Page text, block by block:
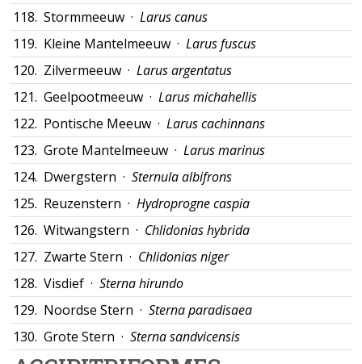
118. Stormmeeuw · Larus canus
119. Kleine Mantelmeeuw · Larus fuscus
120. Zilvermeeuw · Larus argentatus
121. Geelpootmeeuw · Larus michahellis
122. Pontische Meeuw · Larus cachinnans
123. Grote Mantelmeeuw · Larus marinus
124. Dwergstern · Sternula albifrons
125. Reuzenstern · Hydroprogne caspia
126. Witwangstern · Chlidonias hybrida
127. Zwarte Stern · Chlidonias niger
128. Visdief · Sterna hirundo
129. Noordse Stern · Sterna paradisaea
130. Grote Stern · Sterna sandvicensis